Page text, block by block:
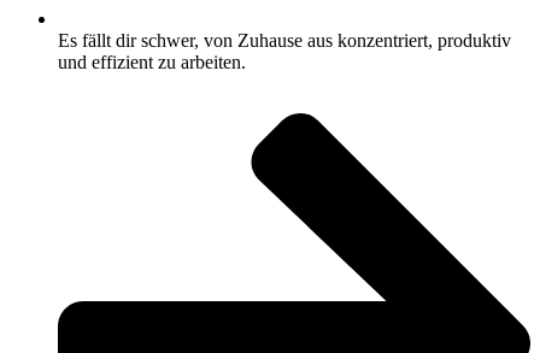
Es fällt dir schwer, von Zuhause aus konzentriert, produktiv
und effizient zu arbeiten.